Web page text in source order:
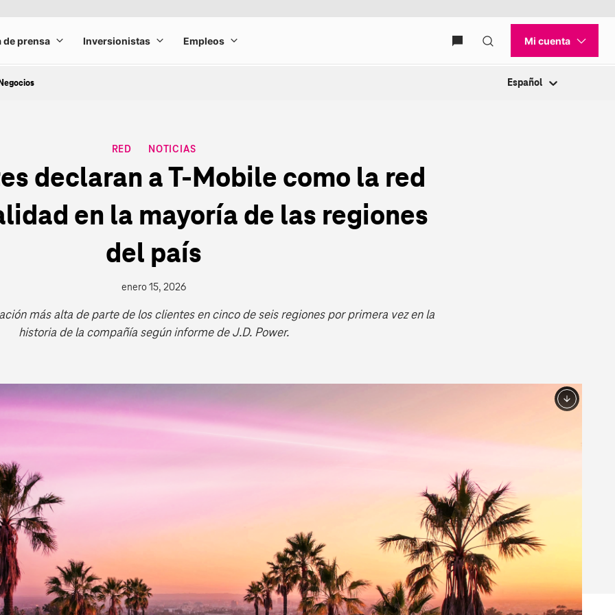
Negocios Español
RED NOTICIAS
declaran a T‑Mobile como la red
en la mayoría de las regiones
del país
enero 15, 2026
más alta de parte de los clientes en cinco de seis regiones por primera vez en la
historia de la compañía según informe de J.D. Power.